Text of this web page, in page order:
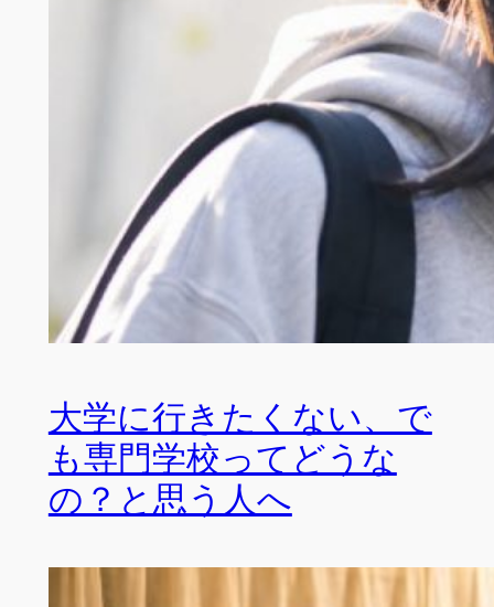
大学に行きたくない、で
も専門学校ってどうな
の？と思う人へ